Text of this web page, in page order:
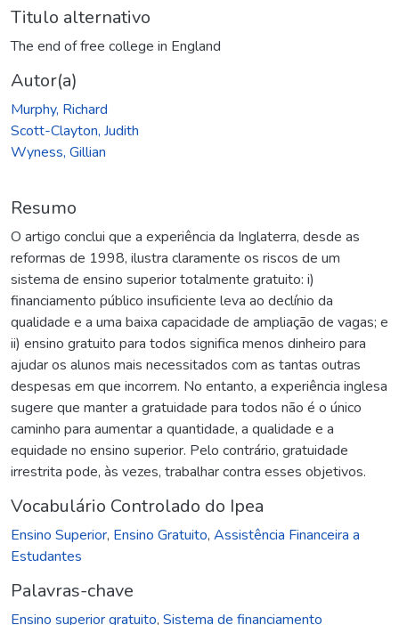
Titulo alternativo
The end of free college in England
Autor(a)
Murphy, Richard
Scott-Clayton, Judith
Wyness, Gillian
Resumo
O artigo conclui que a experiência da Inglaterra, desde as
reformas de 1998, ilustra claramente os riscos de um
sistema de ensino superior totalmente gratuito: i)
financiamento público insuficiente leva ao declínio da
qualidade e a uma baixa capacidade de ampliação de vagas; e
ii) ensino gratuito para todos significa menos dinheiro para
ajudar os alunos mais necessitados com as tantas outras
despesas em que incorrem. No entanto, a experiência inglesa
sugere que manter a gratuidade para todos não é o único
caminho para aumentar a quantidade, a qualidade e a
equidade no ensino superior. Pelo contrário, gratuidade
irrestrita pode, às vezes, trabalhar contra esses objetivos.
Vocabulário Controlado do Ipea
Ensino Superior, Ensino Gratuito, Assistência Financeira a
Estudantes
Palavras-chave
Ensino superior gratuito, Sistema de financiamento